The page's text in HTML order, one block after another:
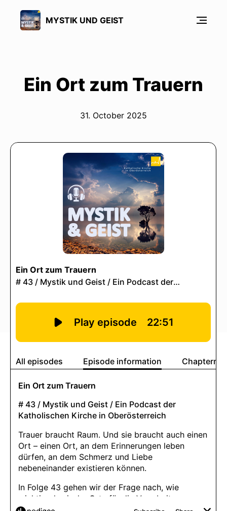
MYSTIK UND GEIST
Ein Ort zum Trauern
31. October 2025